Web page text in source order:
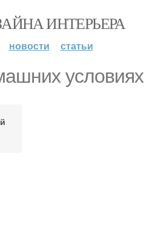
ИНТЕРЬЕРА
новости статьи
условиях